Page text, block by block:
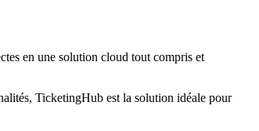
en une solution cloud tout compris et
TicketingHub est la solution idéale pour